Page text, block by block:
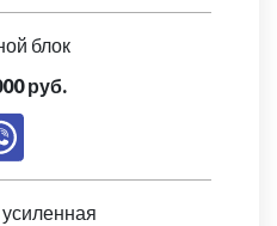
блок
руб.